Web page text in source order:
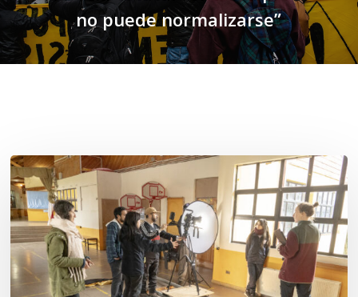
no puede normalizarse”
Toda
el
agua
del
mar: